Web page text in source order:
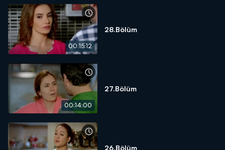
00:15:12
28.Bölüm
00:14:00
27.Bölüm
26.Bölüm